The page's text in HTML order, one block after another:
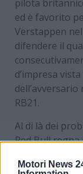
Motori News
pilota
ed è favorito
Verstappen nel
difendere il
d’impresa
RB21.
Al di là dei
Red Bull regna
appuntamenti